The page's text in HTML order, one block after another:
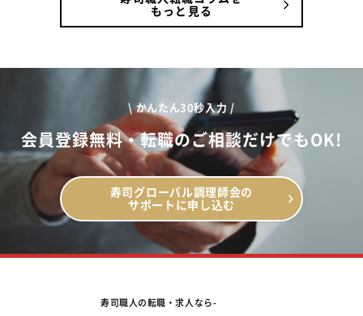
もっと見る
\ かんたん30秒入力 /
会員登録無料・転職のご相談だけでもOK!
寿司グローバル調理師会の
サポートに申し込む
寿司職人の転職・求人なら-